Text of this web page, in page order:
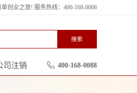
创业之旅! 服务热线：400-168-0088
搜索
400-168-0088
司注销